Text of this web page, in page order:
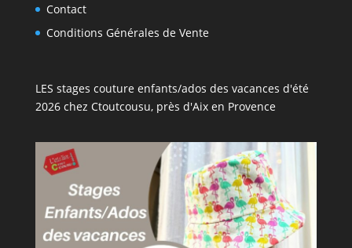
Contact
Conditions Générales de Vente
LES stages couture enfants/ados des vacances d'été
2026 chez Ctoutcousu, près d'Aix en Provence